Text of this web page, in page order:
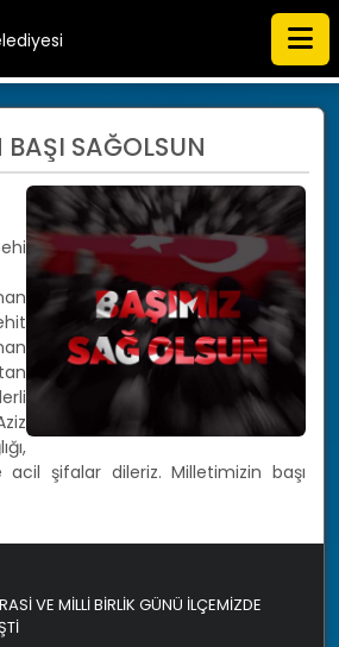
VE MİLLİ BİRLİK GÜNÜ İLÇEMİZDE
BAŞI SAĞOLSUN
acil şifalar dileriz. Milletimizin başı